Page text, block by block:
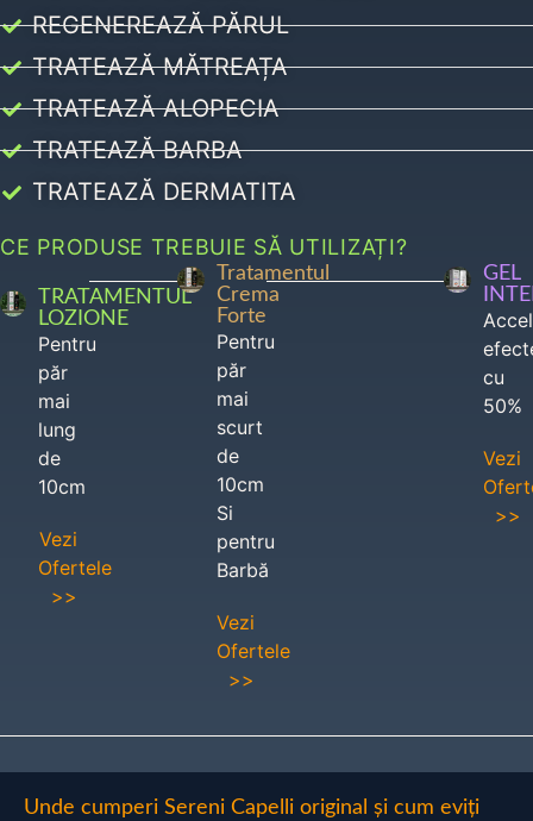
REGENEREAZĂ PĂRUL
TRATEAZĂ MĂTREAȚA
TRATEAZĂ ALOPECIA
TRATEAZĂ BARBA
TRATEAZĂ DERMATITA
CE PRODUSE TREBUIE SĂ UTILIZAȚI?
TRATAMENTUL
LOZIONE
Pentru
păr
mai
lung
de
10cm
Vezi
Ofertele
>>
Tratamentul
Crema
Forte
Pentru
păr
mai
scurt
de
10cm
Si
pentru
Barbă
Vezi
Ofertele
>>
GEL
cu
50%
Vezi
>>
Unde cumperi Sereni Capelli original și cum eviți